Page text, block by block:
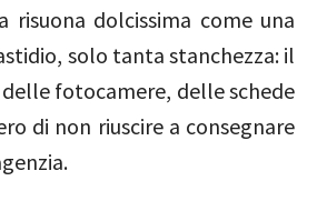
risuona dolcissima come una
solo tanta stanchezza: il
fotocamere, delle schede
di non riuscire a consegnare